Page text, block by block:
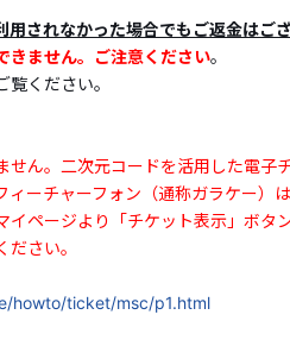
は江ノ電で！
有名映画の聖地に、美しい海岸
で、１日何度でも、どの駅でも
線の施設にて素敵な特典が受け
ちら をご覧ください！
含まれるもの）
乗車券「のりおりくん」
されなかった場合でもご返金はご
きません。ご注意ください。
覧ください。
せん。二次元コードを活用した電
ーチャーフォン（通称ガラケー）
イページより「チケット表示」ボ
さい。
howto/ticket/msc/p1.html